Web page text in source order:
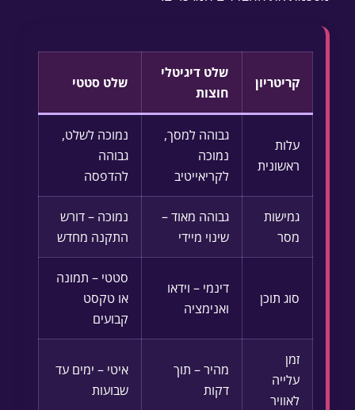
קריטריון
שלט דיגיטלי
חוצות
שלט סטטי
עלות
ראשונית
גבוהה למסך,
נמוכה
לקריאייטיב
נמוכה לשלט,
גבוהה
להדפסה
גמישות
מסר
גבוהה מאוד –
שינוי מיידי
נמוכה – דורש
התקנה מחדש
סוג תוכן
דינמי – וידאו
ואנימציה
סטטי – תמונה
או טקסט
קבועים
זמן
עלייה
לאוויר
מהיר – תוך
דקות
איטי – ימים עד
שבועות